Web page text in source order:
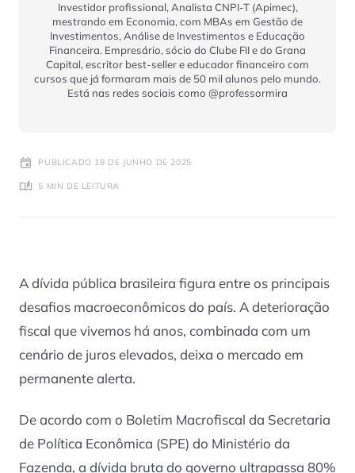
Investidor profissional, Analista CNPI-T (Apimec),
mestrando em Economia, com MBAs em Gestão de
Investimentos, Análise de Investimentos e Educação
Financeira. Empresário, sócio do Clube FII e do Grana
Capital, escritor best-seller e educador financeiro com
cursos que já formaram mais de 50 mil alunos pelo mundo.
Está nas redes sociais como @professormira
PUBLICADO 18 DE JUNHO DE 2025
5 MIN DE LEITURA
A dívida pública brasileira figura entre os principais
desafios macroeconômicos do país. A deterioração
fiscal que vivemos há anos, combinada com um
cenário de juros elevados, deixa o mercado em
permanente alerta.
De acordo com o Boletim Macrofiscal da Secretaria
de Política Econômica (SPE) do Ministério da
Fazenda, a dívida bruta do governo ultrapassa 80%